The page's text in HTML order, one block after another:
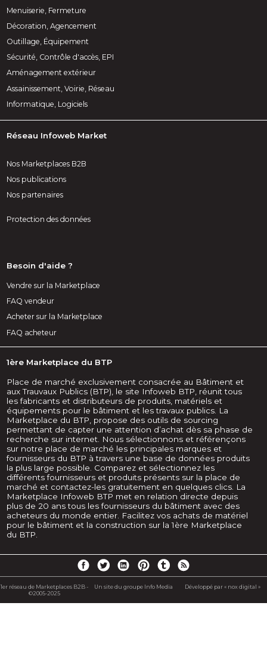
Menuiserie, Fermeture
Décoration, Agencement
Outillage, Équipement
Sécurité, Contrôle d'accès, EPI
Aménagement extérieur
Assainissement, Voirie, Réseau
Informatique, Logiciels
Réseau Infoweb Market
Nos Marketplaces B2B
Nos publications
Nos partenaires
Protection des données
Besoin d'aide ?
Vendre sur la Marketplace
FAQ vendeur
Acheter sur la Marketplace
FAQ acheteur
1ère Marketplace du BTP
Place de marché exclusivement consacrée au Bâtiment et
aux Trauvaux Publics (BTP), le site Infoweb BTP, réunit tous
les fabricants et distributeurs de produits, matériels et
équipements pour le bâtiment et les travaux publics. La
Marketplace du BTP, propose des outils de sourcing
permettant de capter une attention d’achat dès sa phase de
recherche sur internet. Nous sélectionnons et référençons
sur notre place de marché les principales marques et
fournisseurs du BTP à travers une base de données produits
la plus large possible. Comparez et sélectionnez les
différents fournisseurs et produits présents sur la place de
marché et contactez-les gratuitement en quelques clics. La
Marketplace Infoweb BTP met en relation directe depuis
plus de 20 ans tous les fournisseurs du bâtiment avec des
acheteurs du monde entier. Facilitez vos achats de matériel
pour le bâtiment et la construction sur la 1ère Marketplace
du BTP.
1er réseau de Marketplaces B2B -
©2005-2025
Un site du groupe Info Media Développé par « nox digital »